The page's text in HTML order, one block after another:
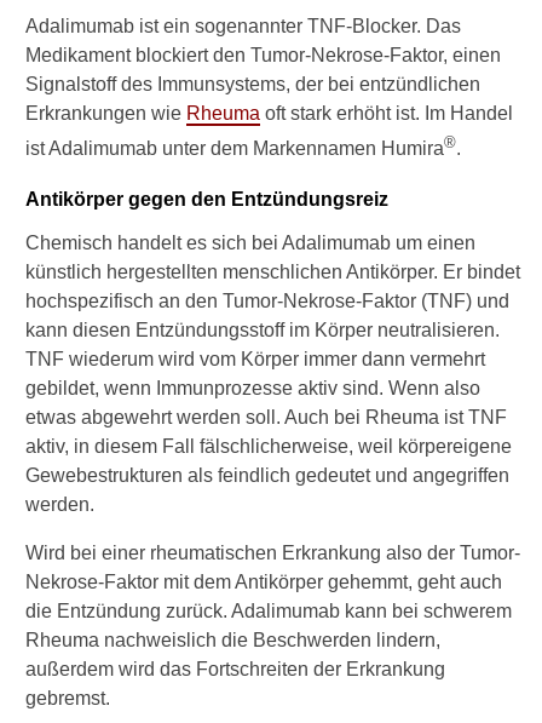
Adalimumab ist ein sogenannter TNF-Blocker. Das
Medikament blockiert den Tumor-Nekrose-Faktor, einen
Signalstoff des Immunsystems, der bei entzündlichen
Erkrankungen wie Rheuma oft stark erhöht ist. Im Handel
ist Adalimumab unter dem Markennamen Humira®.
Antikörper gegen den Entzündungsreiz
Chemisch handelt es sich bei Adalimumab um einen
künstlich hergestellten menschlichen Antikörper. Er bindet
hochspezifisch an den Tumor-Nekrose-Faktor (TNF) und
kann diesen Entzündungsstoff im Körper neutralisieren.
TNF wiederum wird vom Körper immer dann vermehrt
gebildet, wenn Immunprozesse aktiv sind. Wenn also
etwas abgewehrt werden soll. Auch bei Rheuma ist TNF
aktiv, in diesem Fall fälschlicherweise, weil körpereigene
Gewebestrukturen als feindlich gedeutet und angegriffen
werden.
Wird bei einer rheumatischen Erkrankung also der Tumor-
Nekrose-Faktor mit dem Antikörper gehemmt, geht auch
die Entzündung zurück. Adalimumab kann bei schwerem
Rheuma nachweislich die Beschwerden lindern,
außerdem wird das Fortschreiten der Erkrankung
gebremst.
r
t
h
i
t
s
M
E
r
n
ä
u
n
u
n
d
i
l